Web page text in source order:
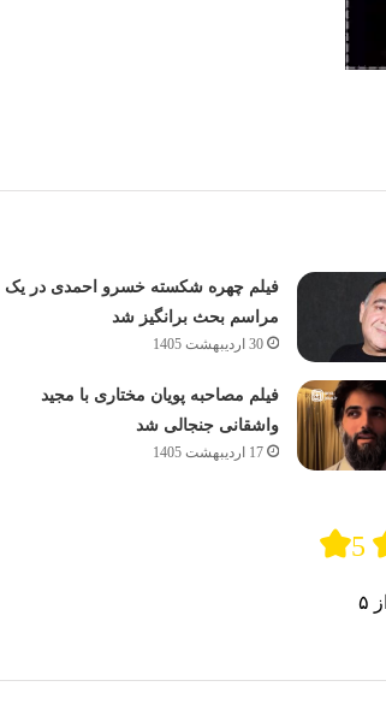
فیلم چهره شکسته خسرو احمدی در یک
مراسم بحث برانگیز شد
30 اردیبهشت 1405
فیلم مصاحبه پویان مختاری با مجید
واشقانی جنجالی شد
17 اردیبهشت 1405
5
از ۵